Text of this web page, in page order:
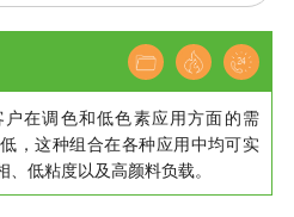
在调色和低色素应用方面的需
，这种组合在各种应用中均可实
低粘度以及高颜料负载。